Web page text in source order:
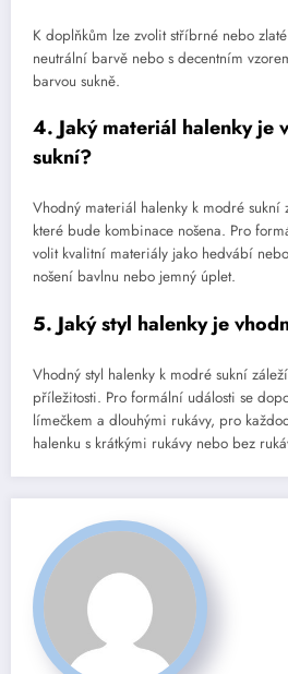
K doplňkům lze zvolit stříbrné nebo
neutrální barvě nebo s decentním
barvou sukně.
4. Jaký materiál halenky je
sukní?
Vhodný materiál halenky k modré
které bude kombinace nošena. Pro
volit kvalitní materiály jako hedvábí
nošení bavlnu nebo jemný úplet.
5. Jaký styl halenky je
Vhodný styl halenky k modré sukní
příležitosti. Pro formální události se
límečkem a dlouhými rukávy, pro
halenku s krátkými rukávy nebo bez